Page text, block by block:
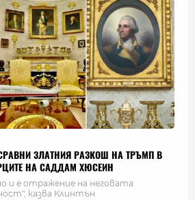
ЗЛАТНИЯ РАЗКОШ НА ТРЪМП В
НА САДДАМ ХЮСЕИН
и е отражение на неговата
казва Клинтън